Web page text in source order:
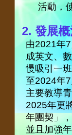
活動，
2. 發展
由2021年7
成英文、
慢吸引一
至2024年7
主要教導
2025年更
年團契」
並且加強